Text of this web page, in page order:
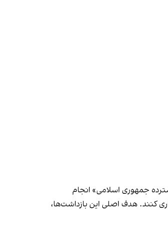
جمهوری اسلامی» انجام
کنند. هدف اصلی این بازداشت‌ها،